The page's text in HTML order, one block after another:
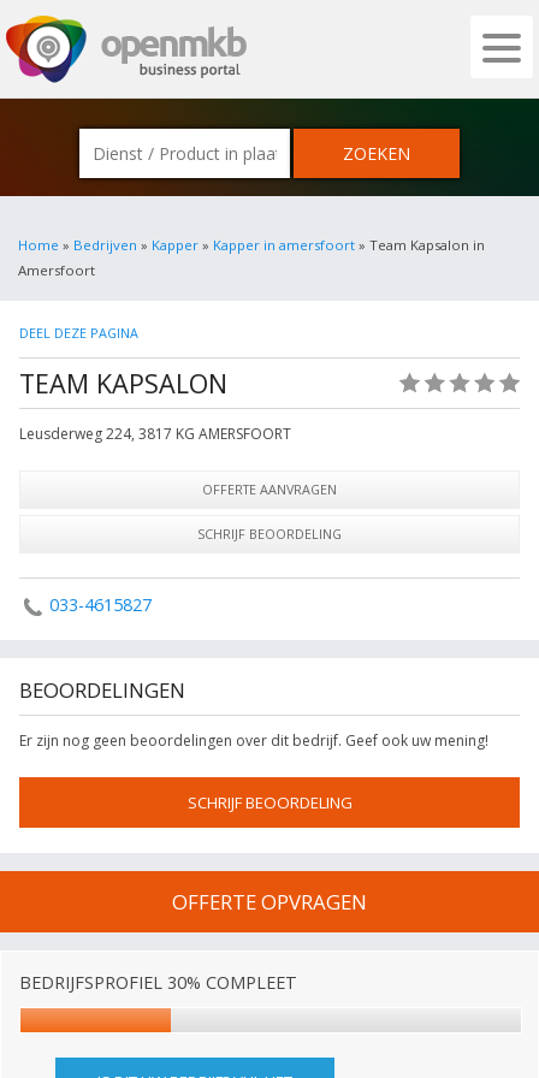
OPENMKB - DE ZAKELIJKE PORTAL
Home » Bedrijven » Kapper » Kapper in amersfoort » Team Kapsalon in
Amersfoort
DEEL DEZE PAGINA
TEAM KAPSALON
Leusderweg 224, 3817 KG AMERSFOORT
OFFERTE AANVRAGEN
SCHRIJF BEOORDELING
033-4615827
BEOORDELINGEN
Er zijn nog geen beoordelingen over dit bedrijf. Geef ook uw mening!
SCHRIJF BEOORDELING
OFFERTE OPVRAGEN
BEDRIJFSPROFIEL 30% COMPLEET